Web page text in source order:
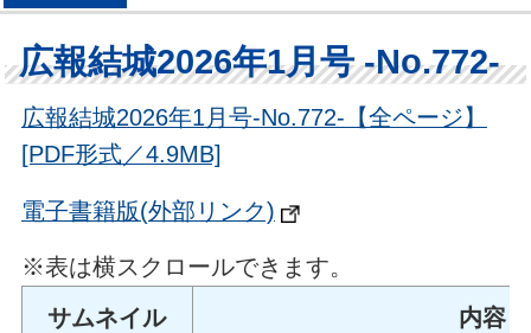
広報結城2026年1月号 -No.772-
広報結城2026年1月号-No.772-【全ページ】
[PDF形式／4.9MB]
電子書籍版(外部リンク)
※表は横スクロールできます。
サムネイル
内容